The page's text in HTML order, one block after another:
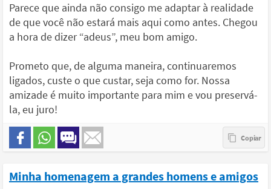
Parece que ainda não consigo me adaptar à realidade
de que você não estará mais aqui como antes. Chegou
a hora de dizer “adeus”, meu bom amigo.
Prometo que, de alguma maneira, continuaremos
ligados, custe o que custar, seja como for. Nossa
amizade é muito importante para mim e vou preservá-
la, eu juro!
Minha homenagem a grandes homens e amigos